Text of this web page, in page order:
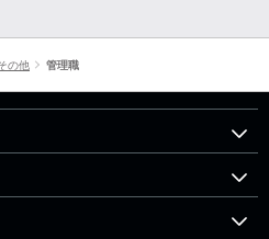
の他 管理職